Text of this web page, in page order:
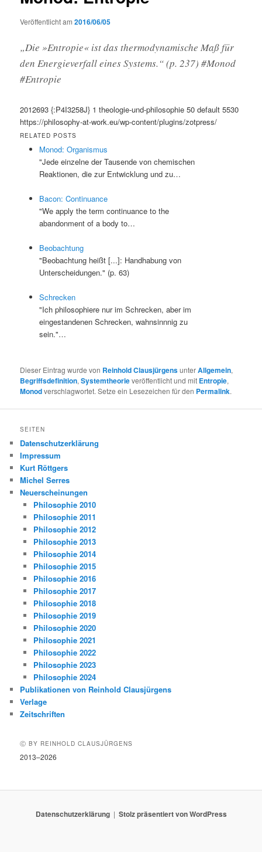
Veröffentlicht am2016/06/05
„Die »Entropie« ist das thermodynamische Maß für
den Energieverfall eines Systems.“ (p. 237) #Monod
#Entropie
2012693 {:P4I3258J} 1 theologie-und-philosophie 50 default 5530
https://philosophy-at-work.eu/wp-content/plugins/zotpress/
RELATED POSTS
Monod: Organismus
"Jede einzelne der Tausende von chemischen
Reaktionen, die zur Entwicklung und zu…
Bacon: Continuance
"We apply the term continuance to the
abandonment of a body to…
Beobachtung
"Beobachtung heißt [...]: Handhabung von
Unterscheidungen." (p. 63)
Schrecken
"Ich philosophiere nur im Schrecken, aber im
eingestandenen Schrecken, wahnsinnnig zu
sein."…
Dieser Eintrag wurde von Reinhold ClausjürgensunterAllgemein,
Begriffsdefinition,Systemtheorieveröffentlicht und mit Entropie,
Monodverschlagwortet. Setze ein Lesezeichen für den Permalink.
SEITEN
Datenschutzerklärung
Impressum
Kurt Röttgers
Michel Serres
Neuerscheinungen
Philosophie 2010
Philosophie 2011
Philosophie 2012
Philosophie 2013
Philosophie 2014
Philosophie 2015
Philosophie 2016
Philosophie 2017
Philosophie 2018
Philosophie 2019
Philosophie 2020
Philosophie 2021
Philosophie 2022
Philosophie 2023
Philosophie 2024
Publikationen von Reinhold Clausjürgens
Verlage
Zeitschriften
Ⓒ BY REINHOLD CLAUSJÜRGENS
2013–2026
Datenschutzerklärung Stolz präsentiert von WordPress